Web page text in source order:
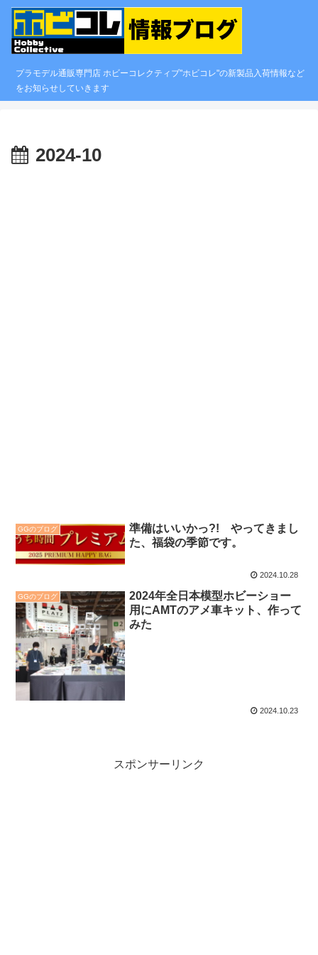
プラモデル通販専門店 ホビーコレクティブ"ホビコレ"の新製品入荷情報など
をお知らせしていきます
2024-10
GGのブログ
準備はいいかっ?! やってきまし
た、福袋の季節です。
2024.10.28
GGのブログ
2024年全日本模型ホビーショー
用にAMTのアメ車キット、作って
みた
2024.10.23
スポンサーリンク